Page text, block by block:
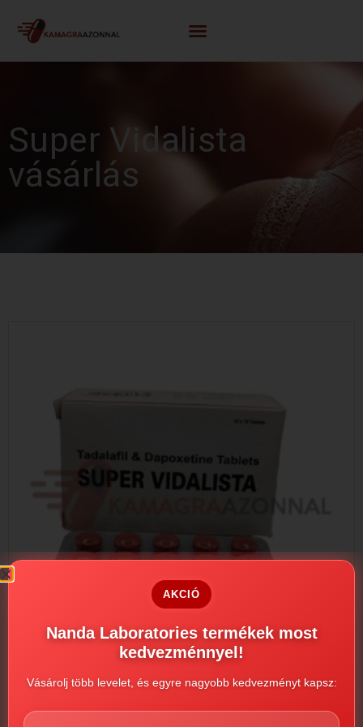
Super Vidalista
vásárlás
AKCIÓ
Nanda Laboratories termékek most
kedvezménnyel!
Vásárolj több levelet, és egyre nagyobb kedvezményt kapsz: